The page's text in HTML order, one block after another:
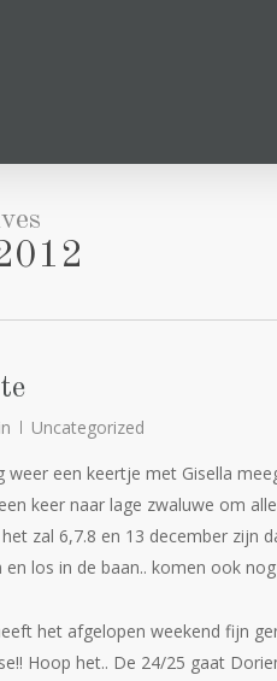
Uncategorized
weer een keertje met Gisella
keer naar lage zwaluwe om
zal 6,7.8 en 13 december zijn
en los in de baan.. komen ook
het afgelopen weekend fijn
Hoop het.. De 24/25 gaat